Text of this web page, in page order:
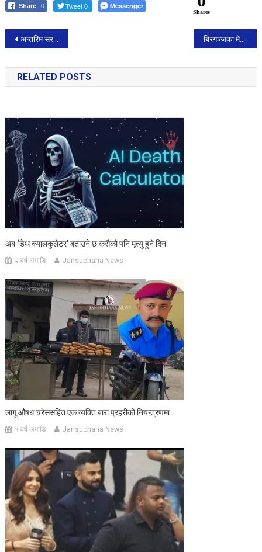
Share 0 Tweet 0 Messenger
Shares
Post
navigation
अन्तरिम सरकार गठन र प्रधानमन्त्रीको गिरफ्तारीको माग : आजपा बिरगञ्जका मेयर सिंहद्वारा Gen Z आन्दोलनमाथिको दमनको कडा निन्दा, युवासँग ऐक्यबद्धता प्रकट
RELATED POSTS
अब ‘डेथ क्यालकुलेटर’ बताउने छ कसैको पनि मृत्यु हुने दिन
२ वर्ष अगाडि Jansuchana News
लागू औषध चरेससहित एक व्यक्ति बारा प्रहरीको नियन्त्रणमा
१ वर्ष अगाडि Jansuchana News